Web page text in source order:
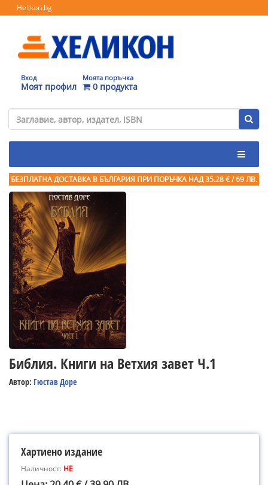
Helikon.bg
Вход
Моят профил
Моята поръчка
0 продукта
БЕЗПЛАТНА ДОСТАВКА В БЪЛГАРИЯ ПРИ ПОРЪЧКА НАД 35.28 € / 69 ЛВ.
Библия. Книги на Ветхия завет Ч.1
Автор: Гюстав Доре
Хартиено издание
Наличност: НЕ